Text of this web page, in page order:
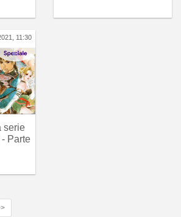
11:30
serie
Parte